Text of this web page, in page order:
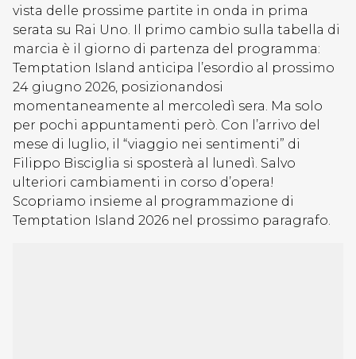
vista delle prossime partite in onda in prima
serata su Rai Uno. Il primo cambio sulla tabella di
marcia è il giorno di partenza del programma:
Temptation Island anticipa l’esordio al prossimo
24 giugno 2026, posizionandosi
momentaneamente al mercoledì sera. Ma solo
per pochi appuntamenti però. Con l’arrivo del
mese di luglio, il “viaggio nei sentimenti” di
Filippo Bisciglia si sposterà al lunedì. Salvo
ulteriori cambiamenti in corso d’opera!
Scopriamo insieme al programmazione di
Temptation Island 2026 nel prossimo paragrafo.